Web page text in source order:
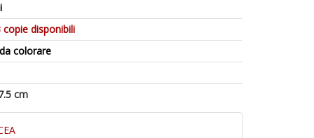
copie disponibili
colorare
cm